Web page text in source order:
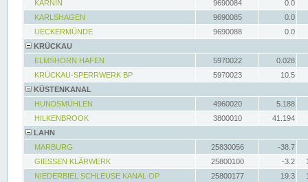
KARNIN
9690084
0.0
KARLSHAGEN
9690085
0.0
UECKERMÜNDE
9690088
0.0
KRÜCKAU
ELMSHORN HAFEN
5970022
0.028
KRÜCKAU-SPERRWERK BP
5970023
10.5
KÜSTENKANAL
HUNDSMÜHLEN
4960020
5.188
HILKENBROOK
3800010
41.194
LAHN
MARBURG
25830056
-38.7
GIESSEN KLÄRWERK
25800100 -3.2
NIEDERBIEL SCHLEUSE KANAL OP
25800177 19.3